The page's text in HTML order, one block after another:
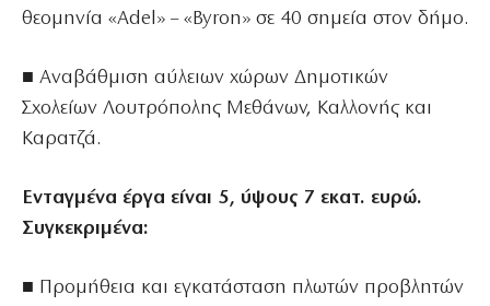
θεομηνία «Adel» – «Byron» σε 40 σημεία στον δήμο.
■ Αναβάθμιση αύλειων χώρων Δημοτικών
Σχολείων Λουτρόπολης Μεθάνων, Καλλονής και
Καρατζά.
Ενταγμένα έργα είναι 5, ύψους 7 εκατ. ευρώ.
Συγκεκριμένα:
■ Προμήθεια και εγκατάσταση πλωτών προβλητών